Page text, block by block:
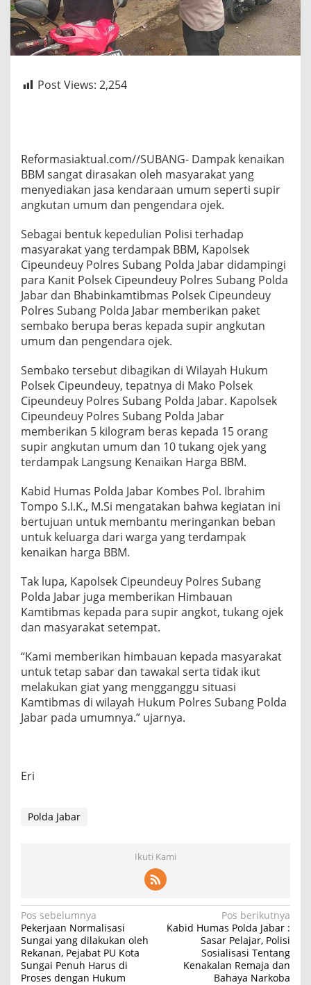
Post Views: 2,254
Reformasiaktual.com//SUBANG- Dampak kenaikan
BBM sangat dirasakan oleh masyarakat yang
menyediakan jasa kendaraan umum seperti supir
angkutan umum dan pengendara ojek.
Sebagai bentuk kepedulian Polisi terhadap
masyarakat yang terdampak BBM, Kapolsek
Cipeundeuy Polres Subang Polda Jabar didampingi
para Kanit Polsek Cipeundeuy Polres Subang Polda
Jabar dan Bhabinkamtibmas Polsek Cipeundeuy
Polres Subang Polda Jabar memberikan paket
sembako berupa beras kepada supir angkutan
umum dan pengendara ojek.
Sembako tersebut dibagikan di Wilayah Hukum
Polsek Cipeundeuy, tepatnya di Mako Polsek
Cipeundeuy Polres Subang Polda Jabar. Kapolsek
Cipeundeuy Polres Subang Polda Jabar
memberikan 5 kilogram beras kepada 15 orang
supir angkutan umum dan 10 tukang ojek yang
terdampak Langsung Kenaikan Harga BBM.
Kabid Humas Polda Jabar Kombes Pol. Ibrahim
Tompo S.I.K., M.Si mengatakan bahwa kegiatan ini
bertujuan untuk membantu meringankan beban
untuk keluarga dari warga yang terdampak
kenaikan harga BBM.
Tak lupa, Kapolsek Cipeundeuy Polres Subang
Polda Jabar juga memberikan Himbauan
Kamtibmas kepada para supir angkot, tukang ojek
dan masyarakat setempat.
“Kami memberikan himbauan kepada masyarakat
untuk tetap sabar dan tawakal serta tidak ikut
melakukan giat yang mengganggu situasi
Kamtibmas di wilayah Hukum Polres Subang Polda
Jabar pada umumnya.” ujarnya.
Eri
Polda Jabar
Ikuti Kami
Navigasi
pos
Pos sebelumnya
Pekerjaan Normalisasi
Sungai yang dilakukan oleh
Rekanan, Pejabat PU Kota
Sungai Penuh Harus di
Proses dengan Hukum
Pos berikutnya
Kabid Humas Polda Jabar :
Sasar Pelajar, Polisi
Sosialisasi Tentang
Kenakalan Remaja dan
Bahaya Narkoba